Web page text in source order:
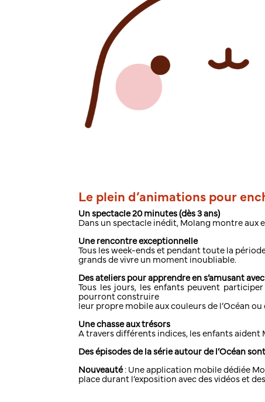
Le plein d’animations pour
Un spectacle 20 minutes (dès 3 ans)
Dans un spectacle inédit, Molang montre aux
Une rencontre exceptionnelle
Tous les week-ends et pendant toute la
grands de vivre un moment inoubliable.
Des ateliers pour apprendre en s’amusant
Tous les jours, les enfants peuvent
pourront construire
leur propre mobile aux couleurs de l’Océan
Une chasse aux trésors
A travers différents indices, les enfants aident
Des épisodes de la série autour de l’Océan
Nouveauté: Une application mobile dédiée
place durant l’exposition avec des vidéos et